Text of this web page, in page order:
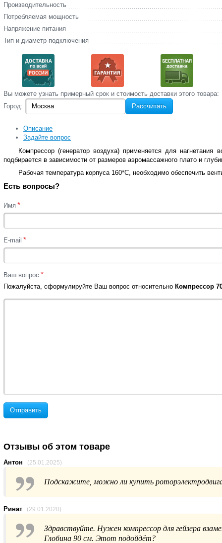
Производительность
Потребляемая мощность
Напряжение питания
Тип и диаметр подключения
Вы‌ можете‌ узнать‌ примерный срок и стоимость‌ доставки этого товара:
Город:
Рассчитать
Описание
Задайте вопрос
Компрессор (генератор воздуха) применяется для
подбирается в зависимости от размеров аэромассажного плато и
Рабочая температура корпуса 160*C, необходимо обеспечить
Есть вопросы?
Имя *
E-mail *
Ваш вопрос *
Пожалуйста, сформулируйте Ваш вопрос относительно Компрессор
Отправить
Отзывы об этом товаре
Антон (25.01.2025)
Подскажите, можно ли купить
Ринат (29.01.2020)
Здравствуйте. Нужен компрессор для гейзера
Глобина 90 см. Этот подойдёт?